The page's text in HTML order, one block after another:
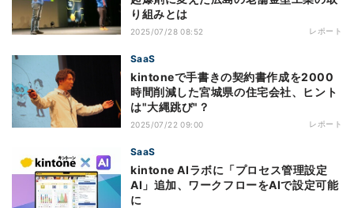
り組みとは
2025/07/28 08:52 レポート
SaaS
kintoneで手書きの契約書作成を2000
時間削減した宮城県の住宅会社、ヒント
は"大縄跳び"？
2025/07/22 09:00 レポート
SaaS
kintone AIラボに「プロセス管理設定
AI」追加、ワークフローをAIで設定可能
に